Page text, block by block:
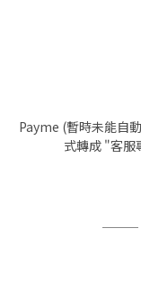
Payme (暫時未能自
式轉成 "客